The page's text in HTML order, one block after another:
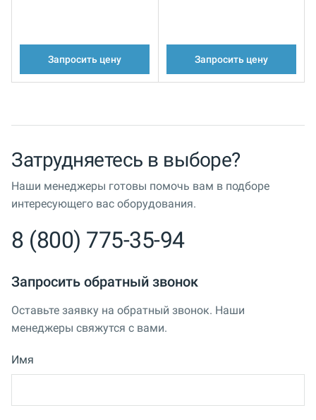
Запросить цену Запросить цену
Затрудняетесь в выборе?
Наши менеджеры готовы помочь вам в подборе
интересующего вас оборудования.
8 (800) 775-35-94
Запросить обратный звонок
Оставьте заявку на обратный звонок. Наши
менеджеры свяжутся с вами.
Имя